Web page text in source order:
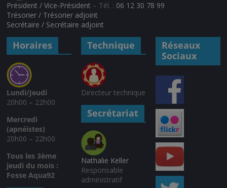
Président / Vice-Président – Tél. : 06 12 30 78 99
Trésorier / Trésorier adjoint
Secrétaire / Secrétaire adjoint
Horaires
Lundi/Jeudi
20h00 – 22h00
Mercredi
(apnéistes)
20h00 – 22h00
Tous les 3ème
jeudi du mois :
Fosse Aqua92
Technique
Directeur technique
Secrétariat
Nathalie Keller
Responsable
administratif
Réseaux
Sociaux